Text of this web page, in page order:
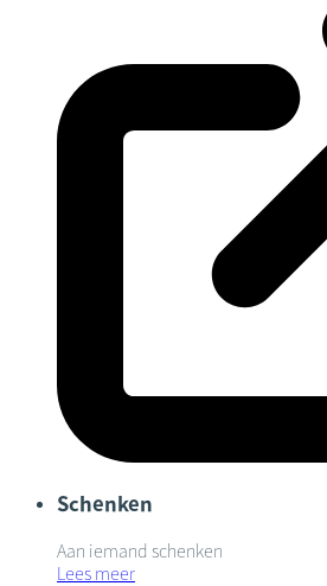
Schenken
Aan iemand schenken
Lees meer